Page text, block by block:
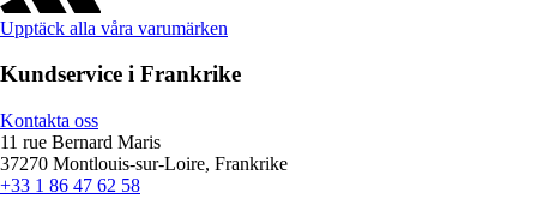
Upptäck alla våra varumärken
Kundservice i Frankrike
Kontakta oss
11 rue Bernard Maris
37270 Montlouis-sur-Loire, Frankrike
+33 1 86 47 62 58